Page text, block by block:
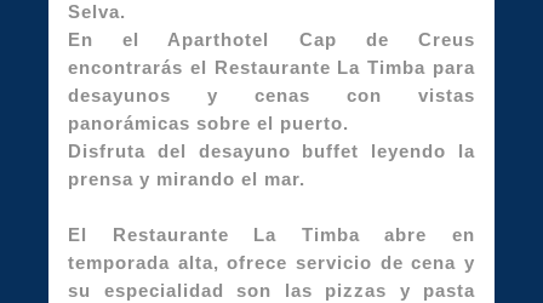
Selva.
En el Aparthotel Cap de Creus
encontrarás el Restaurante La Timba para
desayunos y cenas con vistas
panorámicas sobre el puerto.
Disfruta del desayuno buffet leyendo la
prensa y mirando el mar.
El Restaurante La Timba abre en
temporada alta, ofrece servicio de cena y
su especialidad son las pizzas y pasta